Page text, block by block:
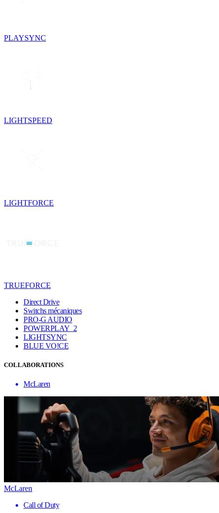
PLAYSYNC
LIGHTSPEED
LIGHTFORCE
TRUEFORCE
Direct Drive
Switchs mécaniques
PRO-G AUDIO
POWERPLAY 2
LIGHTSYNC
BLUE VO!CE
COLLABORATIONS
McLaren
McLaren
Call of Duty